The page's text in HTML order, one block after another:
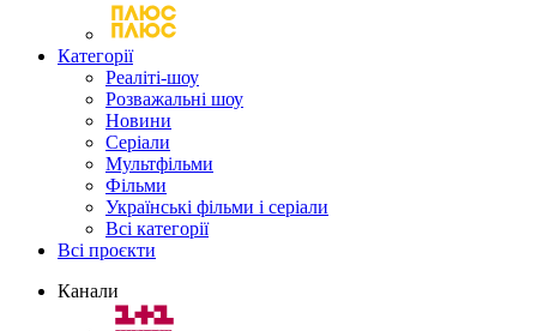
Категорії
Реаліті-шоу
Розважальні шоу
Новини
Серіали
Мультфільми
Фільми
Українські фільми і серіали
Всі категорії
Всі проєкти
Канали